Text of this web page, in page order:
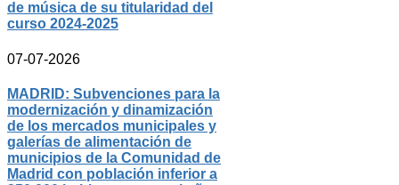
de música de su titularidad del
curso 2024-2025
07-07-2026
MADRID: Subvenciones para la
modernización y dinamización
de los mercados municipales y
galerías de alimentación de
municipios de la Comunidad de
Madrid con población inferior a